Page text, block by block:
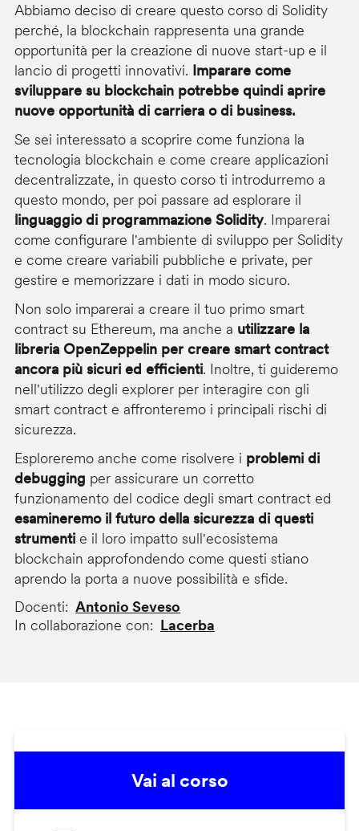
Abbiamo deciso di creare questo corso di Solidity
perché, la blockchain rappresenta una grande
opportunità per la creazione di nuove start-up e il
lancio di progetti innovativi. Imparare come
sviluppare su blockchain potrebbe quindi aprire
nuove opportunità di carriera o di business.
Se sei interessato a scoprire come funziona la
tecnologia blockchain e come creare applicazioni
decentralizzate, in questo corso ti introdurremo a
questo mondo, per poi passare ad esplorare il
linguaggio di programmazione Solidity. Imparerai
come configurare l'ambiente di sviluppo per Solidity
e come creare variabili pubbliche e private, per
gestire e memorizzare i dati in modo sicuro.
Non solo imparerai a creare il tuo primo smart
contract su Ethereum, ma anche a utilizzare la
libreria OpenZeppelin per creare smart contract
ancora più sicuri ed efficienti. Inoltre, ti guideremo
nell'utilizzo degli explorer per interagire con gli
smart contract e affronteremo i principali rischi di
sicurezza.
Esploreremo anche come risolvere i problemi di
debugging per assicurare un corretto
funzionamento del codice degli smart contract ed
esamineremo il futuro della sicurezza di questi
strumentie il loro impatto sull'ecosistema
blockchain approfondendo come questi stiano
aprendo la porta a nuove possibilità e sfide.
Docenti
Antonio Seveso
In collaborazione con
Lacerba
Vai al corso